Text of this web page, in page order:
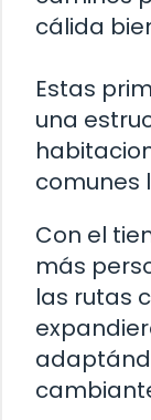
cálida
Estas
una
comunes
Con el
más
las rutas